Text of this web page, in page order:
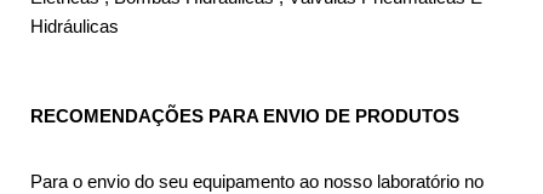
Hidráulicas
RECOMENDAÇÕES PARA ENVIO DE PRODUTOS
Para o envio do seu equipamento ao nosso laboratório no